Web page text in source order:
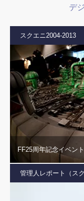
デ
スクエニ2004-2013
FF25周年記念イベン
管理人レポート（ス